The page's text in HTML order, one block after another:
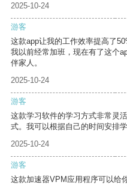
2025-10-24
游客
这款app让我的工作效率提高了
我以前经常加班，现在有了这个
伴家人。
2025-10-24
游客
这款学习软件的学习方式非常灵
式。我可以根据自己的时间安排学
2025-10-24
游客
这款加速器VPM应用程序可以给